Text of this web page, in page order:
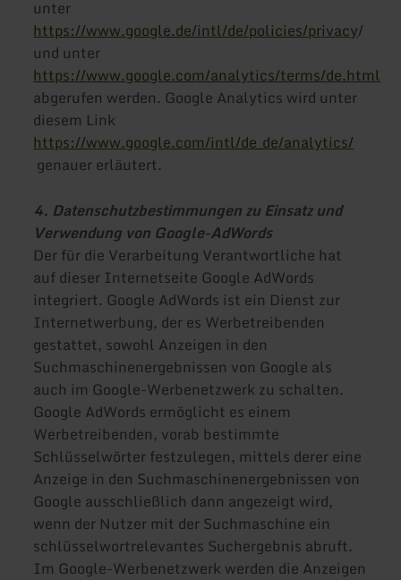
unter
https://www.google.de/intl/de/policies/privacy/
und unter
https://www.google.com/analytics/terms/de.html
abgerufen werden. Google Analytics wird unter
diesem Link
https://www.google.com/intl/de_de/analytics/
genauer erläutert.
4. Datenschutzbestimmungen zu Einsatz und
Verwendung von Google-AdWords
Der für die Verarbeitung Verantwortliche hat
auf dieser Internetseite Google AdWords
integriert. Google AdWords ist ein Dienst zur
Internetwerbung, der es Werbetreibenden
gestattet, sowohl Anzeigen in den
Suchmaschinenergebnissen von Google als
auch im Google-Werbenetzwerk zu schalten.
Google AdWords ermöglicht es einem
Werbetreibenden, vorab bestimmte
Schlüsselwörter festzulegen, mittels derer eine
Anzeige in den Suchmaschinenergebnissen von
Google ausschließlich dann angezeigt wird,
wenn der Nutzer mit der Suchmaschine ein
schlüsselwortrelevantes Suchergebnis abruft.
Im Google-Werbenetzwerk werden die Anzeigen